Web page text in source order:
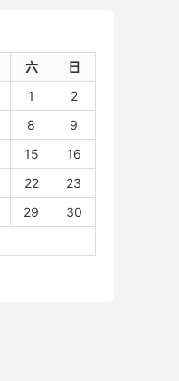
六
日
1
2
8
9
15
16
22
23
29
30